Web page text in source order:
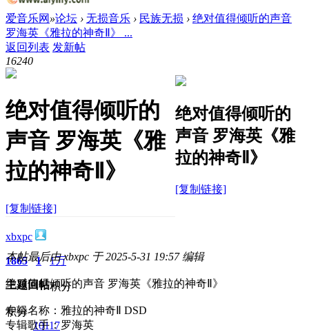
爱音乐网 »论坛 › 无损音乐 › 民族无损 › 绝对值得倾听的声音
罗海英《雅拉的神奇Ⅱ》 ...
返回列表 发新帖
16240
绝对值得倾听的
声音 罗海英《雅
拉的神奇Ⅱ》
[复制链接]
绝对值得倾听的
声音 罗海英《雅
拉的神奇Ⅱ》
[复制链接]
xbxpc
1865
主题
1
回帖
1万
积分
积分
10117
本帖最后由 xbxpc 于 2025-5-31 19:57 编辑
绝对值得倾听的声音 罗海英《雅拉的神奇Ⅱ》
专辑名称：雅拉的神奇Ⅱ DSD
专辑歌手：罗海英